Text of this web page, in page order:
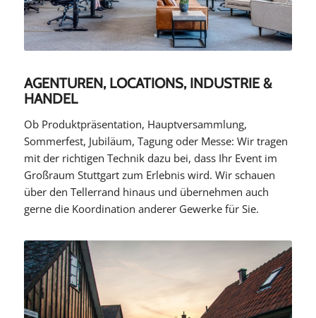
AGENTUREN, LOCATIONS, INDUSTRIE &
HANDEL
Ob Produktpräsentation, Hauptversammlung,
Sommerfest, Jubiläum, Tagung oder Messe: Wir tragen
mit der richtigen Technik dazu bei, dass Ihr Event im
Großraum Stuttgart zum Erlebnis wird. Wir schauen
über den Tellerrand hinaus und übernehmen auch
gerne die Koordination anderer Gewerke für Sie.